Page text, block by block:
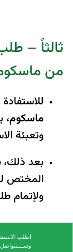
ثالثاً –
من
ماسكوم،
وتعبئة
بعد
المختص
ولإتمام
اطلب